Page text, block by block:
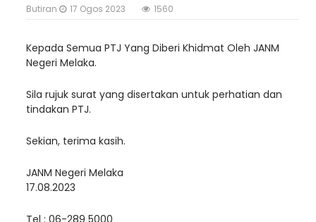
Butiran 17 Ogos 2023 1560
Kepada Semua PTJ Yang Diberi Khidmat Oleh JANM
Negeri Melaka.
Sila rujuk surat yang disertakan untuk perhatian dan
tindakan PTJ.
Sekian, terima kasih.
JANM Negeri Melaka
17.08.2023